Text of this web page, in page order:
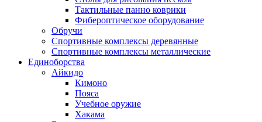
Тактильные панно коврики
Фибероптическое оборудование
Обручи
Спортивные комплексы деревянные
Спортивные комплексы металлические
Единоборства
Айкидо
Кимоно
Пояса
Учебное оружие
Хакама